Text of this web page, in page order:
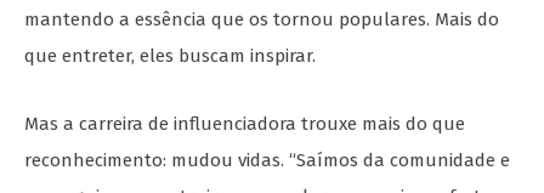
mantendo a essência que os tornou populares. Mais do
que entreter, eles buscam inspirar.
Mas a carreira de influenciadora trouxe mais do que
reconhecimento: mudou vidas. “Saímos da comunidade e